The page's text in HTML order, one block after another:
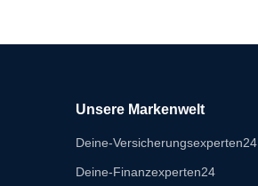
Unsere Markenwelt
Deine-Versicherungsexperten24
Deine-Finanzexperten24